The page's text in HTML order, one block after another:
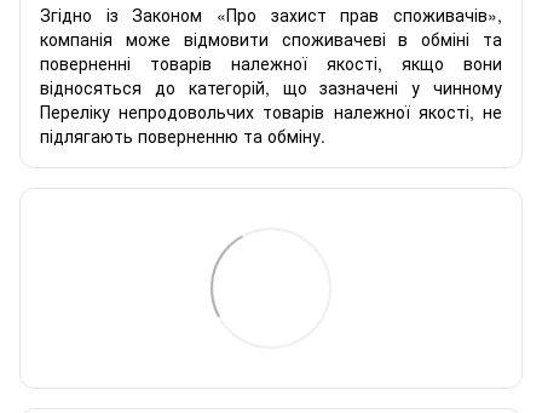
Згідно із Законом «Про захист прав споживачів»,
компанія може відмовити споживачеві в обміні та
поверненні товарів належної якості, якщо вони
відносяться до категорій, що зазначені у чинному
Переліку непродовольчих товарів належної якості, не
підлягають поверненню та обміну.